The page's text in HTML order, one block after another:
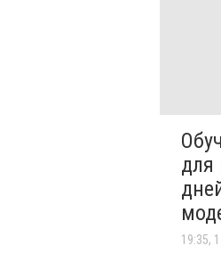
для
19:35,